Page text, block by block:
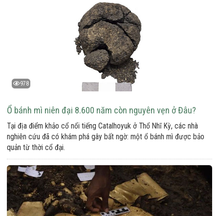
978
Ổ bánh mì niên đại 8.600 năm còn nguyên vẹn ở Đâu?
Tại địa điểm khảo cổ nổi tiếng Catalhoyuk ở Thổ Nhĩ Kỳ, các nhà
nghiên cứu đã có khám phá gây bất ngờ: một ổ bánh mì được bảo
quản từ thời cổ đại.